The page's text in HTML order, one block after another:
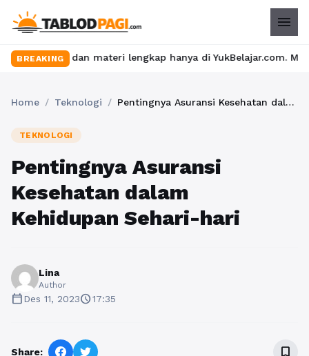
menu
BREAKING
dan materi lengkap hanya di YukBelajar.com. Mulai
Home / Teknologi / Pentingnya Asuransi Kesehatan dalam Kehidupan Sehari-hari
TEKNOLOGI
Pentingnya Asuransi
Kesehatan dalam
Kehidupan Sehari-hari
Lina
Author
calendar_todayDes 11, 2023schedule17:35
Share: bookmark_border